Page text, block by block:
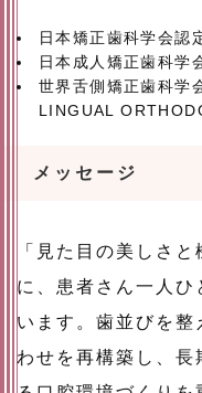
日本矯正歯科学会認
日本成人矯正歯科学
世界舌側矯正歯科学
LINGUAL
メッセージ
「見た目の美しさ
に、患者さん一人ひ
います。歯並びを整
わせを再構築し、